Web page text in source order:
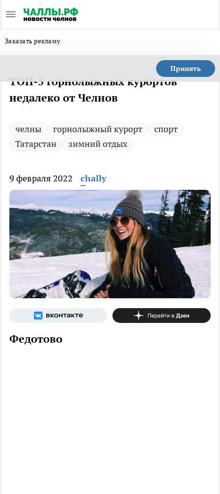
Заказать рекламу
Принять
ТОП-5 горнолыжных курортов
недалеко от Челнов
челны горнолыжный курорт
спорт
Татарстан
зимний отдых
9 февраля 2022 chally
Федотово